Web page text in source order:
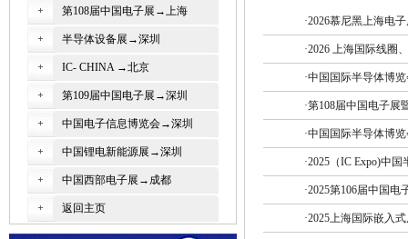
第108届中国电子展→上海
半导体设备展→深圳
IC- CHINA →北京
第109届中国电子展→深圳
中国电子信息博览会→深圳
中国锂电新能源展→深圳
中国西部电子展→成都
返回主页
·2026慕尼黑上海电
·2026 上海国际线圈
·中国国际半导体博
·第108届中国电子展
·中国国际半导体博
·2025（IC Expo)中
·2025第106届中国电
·2025上海国际嵌入